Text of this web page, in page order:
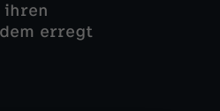
ihren
erregt